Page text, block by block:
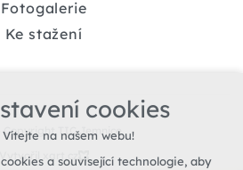
Fotogalerie
Ke stažení
Copyright TIC Jemnice
Vytvořil xart.cz
cookies
Vítejte na našem webu!
a související technologie, aby